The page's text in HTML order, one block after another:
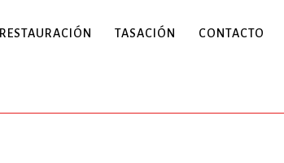
RESTAURACIÓN TASACIÓN CONTACTO